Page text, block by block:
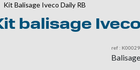
Kit Balisage Iveco Daily RB
balisage
ref :